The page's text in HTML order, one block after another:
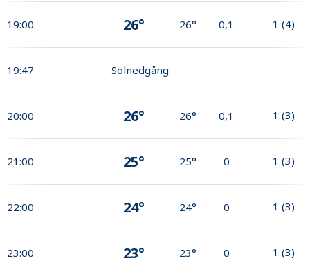
19:00 26° 26° 0,1 1 (4)
19:47 Solnedgång
20:00 26° 26° 0,1 1 (3)
21:00 25° 25° 0 1 (3)
22:00 24° 24° 0 1 (3)
23:00 23° 23° 0 1 (3)